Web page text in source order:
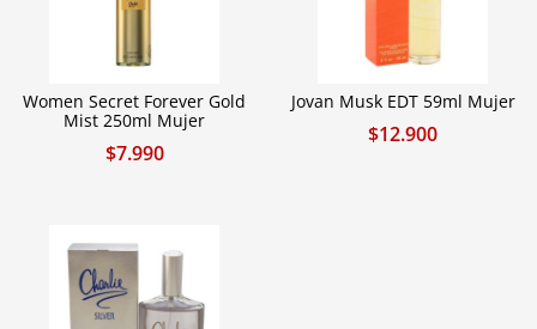
Women Secret Forever Gold
Mist 250ml Mujer
$7.990
Jovan Musk EDT 59ml Mujer
$12.900